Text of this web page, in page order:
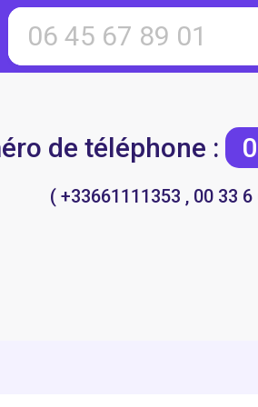
de téléphone :
( +33661111353 , 00 33